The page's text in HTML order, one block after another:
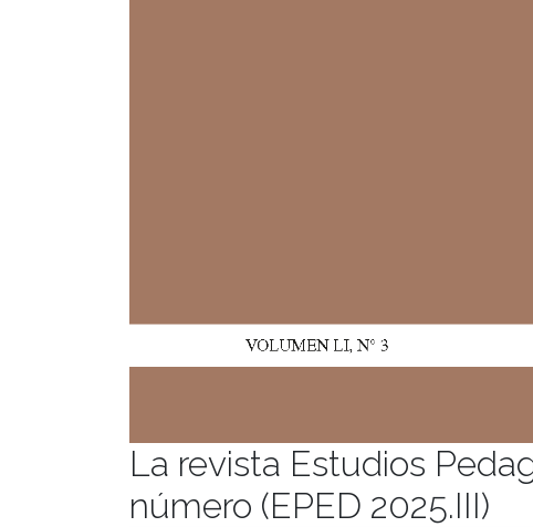
La revista Estudios
número (EPED 2025.III)